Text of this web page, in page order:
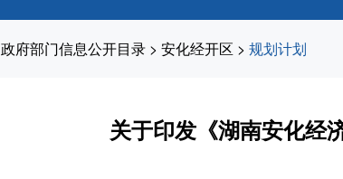
政府部门信息公开目录 > 安化经开区 > 规划计划
关于印发《湖南安化经